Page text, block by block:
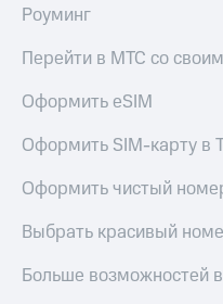
Роуминг
Перейти в МТС со
Оформить eSIM
Оформить SIM-карту в
Оформить чистый
Выбрать красивый
Больше возможностей